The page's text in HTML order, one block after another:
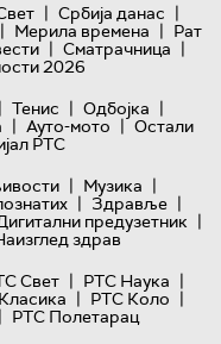
| Србија данас |
| Мерила времена | Рат
| Сматрачница |
2026
| Тенис | Одбојка |
| Ауто-мото | Остали
РТС
| Музика |
| Здравље |
предузетник |
здрав
Свет | РТС Наука |
| РТС Коло |
| РТС Полетарац